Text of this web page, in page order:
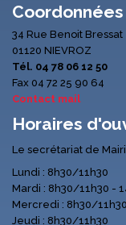
Coordonnées
34 Rue Benoit Bressat
01120 NIEVROZ
Tél. 04 78 06 12 50
Fax 04 72 25 90 64
Contact mail
Horaires
Le secrétariat de
Lundi : 8h30/11h30
Mardi : 8h30/11h30 -
Mercredi : 8h30/11h30
Jeudi : 8h30/11h30